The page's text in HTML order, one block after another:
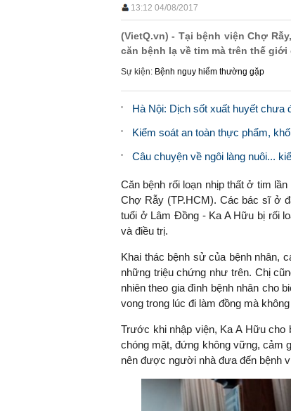
13:12 04/08/2017
(VietQ.vn) - Tại bệnh viện Chợ
căn bệnh lạ về tim mà trên thế
Sự kiện: Bệnh nguy hiểm thường gặp
Hà Nội: Dịch sốt xuất huyết chưa
Kiểm soát an toàn thực phẩm,
Câu chuyện về ngôi làng nuôi...
Căn bệnh rối loạn nhịp thất ở tim
Chợ Rẫy (TP.HCM). Các bác sĩ ở
tuổi ở Lâm Đồng - Ka A Hữu bị rối
và điều trị.
Khai thác bệnh sử của bệnh nhân,
những triệu chứng như trên. Chị
nhiên theo gia đình bệnh nhân cho
vong trong lúc đi làm đồng mà
Trước khi nhập viện, Ka A Hữu cho
chóng mặt, đứng không vững, cảm
nên được người nhà đưa đến bệnh